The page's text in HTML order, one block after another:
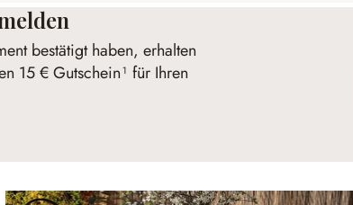
bestätigt haben, erhalten
15 € Gutschein¹ für Ihren